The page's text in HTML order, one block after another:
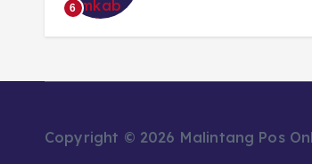
6
Copyright © 2026 Malintang Pos